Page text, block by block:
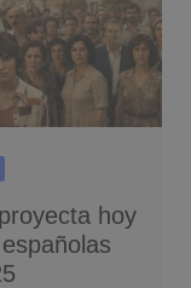
hoy